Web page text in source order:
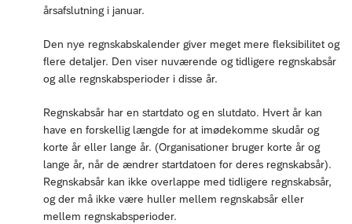
årsafslutning i januar.
Den nye regnskabskalender giver meget mere fleksibilitet og
flere detaljer. Den viser nuværende og tidligere regnskabsår
og alle regnskabsperioder i disse år.
Regnskabsår har en startdato og en slutdato. Hvert år kan
have en forskellig længde for at imødekomme skudår og
korte år eller lange år. (Organisationer bruger korte år og
lange år, når de ændrer startdatoen for deres regnskabsår).
Regnskabsår kan ikke overlappe med tidligere regnskabsår,
og der må ikke være huller mellem regnskabsår eller
mellem regnskabsperioder.